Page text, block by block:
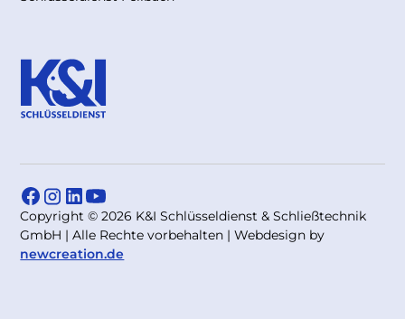
Copyright © 2026 K&I Schlüsseldienst & Schließtechnik
GmbH | Alle Rechte vorbehalten | Webdesign by
newcreation.de